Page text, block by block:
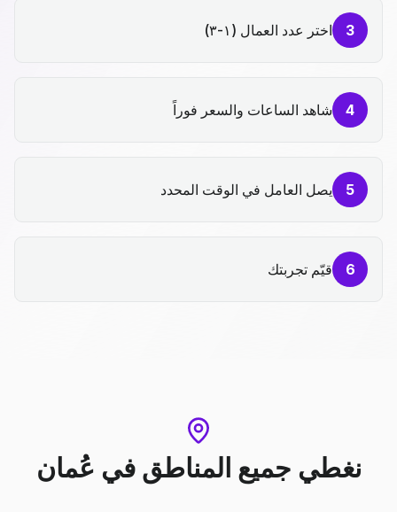
3 اختر عدد العمال (١-٣)
4 شاهد الساعات والسعر فوراً
5 يصل العامل في الوقت المحدد
6 قيّم تجربتك
نغطي جميع المناطق في عُمان